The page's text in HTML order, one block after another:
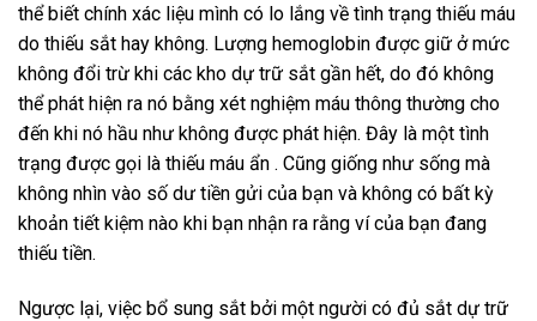
thể biết chính xác liệu mình có lo lắng về tình trạng thiếu máu
do thiếu sắt hay không. Lượng hemoglobin được giữ ở mức
không đổi trừ khi các kho dự trữ sắt gần hết, do đó không
thể phát hiện ra nó bằng xét nghiệm máu thông thường cho
đến khi nó hầu như không được phát hiện. Đây là một tình
trạng được gọi là thiếu máu ẩn . Cũng giống như sống mà
không nhìn vào số dư tiền gửi của bạn và không có bất kỳ
khoản tiết kiệm nào khi bạn nhận ra rằng ví của bạn đang
thiếu tiền.
Ngược lại, việc bổ sung sắt bởi một người có đủ sắt dự trữ